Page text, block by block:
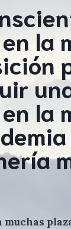
la
la
muchas